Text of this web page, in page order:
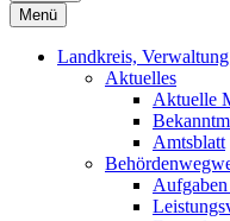
Menü
Landkreis,
Aktuelles
Aktuelle
Amtsblatt